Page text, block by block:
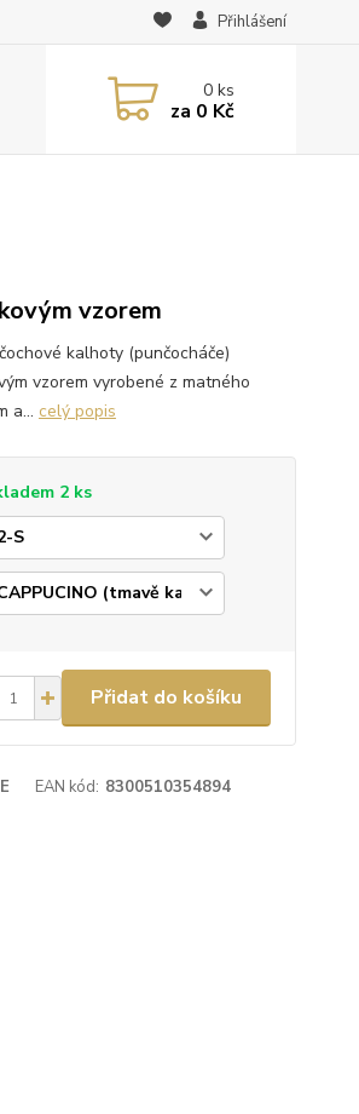
Přihlášení
0ks
za 0 Kč
vzorem
kalhoty (punčocháče)
vzorem vyrobené z matného
a... celý popis
2 ks
Přidat do košíku
EAN kód: 8300510354894